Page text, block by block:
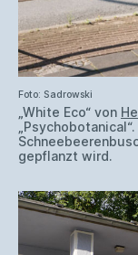
Foto: Sadrowski
„White Eco“ von
gepflanzt wird.